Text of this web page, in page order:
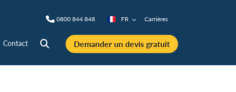
0800 844 848 FR Carrières
Contact Demander un devis gratuit